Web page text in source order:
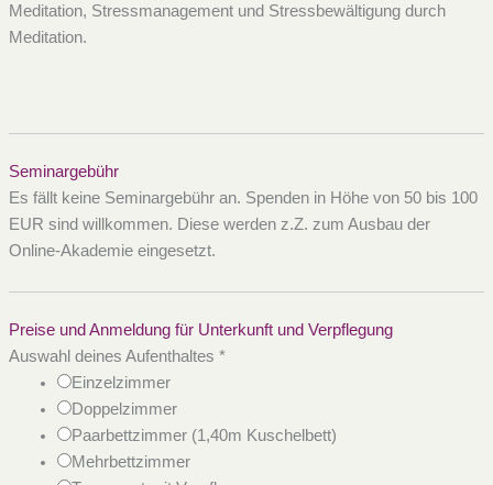
Meditation, Stressmanagement und Stressbewältigung durch
Meditation.
Seminargebühr
Es fällt keine Seminargebühr an. Spenden in Höhe von 50 bis 100
EUR sind willkommen. Diese werden z.Z. zum Ausbau der
Online-Akademie eingesetzt.
Preise und Anmeldung für Unterkunft und Verpflegung
Auswahl deines Aufenthaltes *
Einzelzimmer
Doppelzimmer
Paarbettzimmer (1,40m Kuschelbett)
Mehrbettzimmer